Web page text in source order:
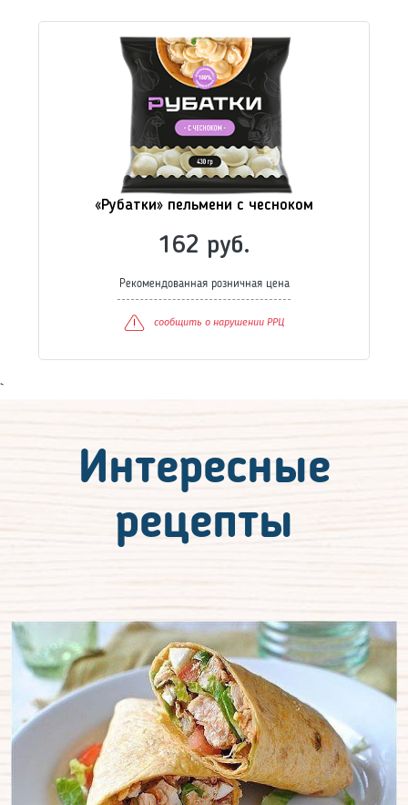
«Рубатки» котлеты классические
83 руб.
Рекомендованная розничная цена
сообщить о нарушении РРЦ
`
Интересные
рецепты